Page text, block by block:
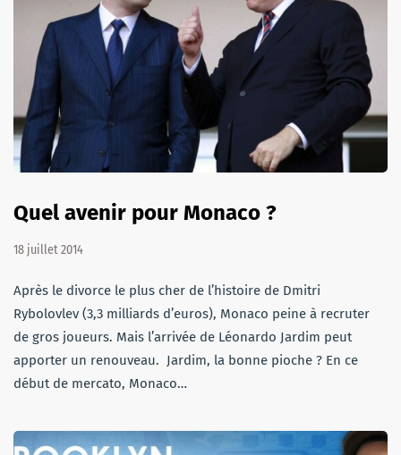
Quel avenir pour Monaco ?
18 juillet 2014
Après le divorce le plus cher de l’histoire de Dmitri
Rybolovlev (3,3 milliards d’euros), Monaco peine à recruter
de gros joueurs. Mais l’arrivée de Léonardo Jardim peut
apporter un renouveau. Jardim, la bonne pioche ? En ce
début de mercato, Monaco…